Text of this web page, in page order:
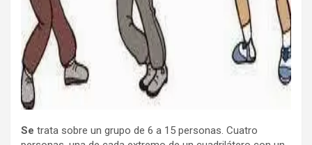
Se trata sobre un grupo de 6 a 15 personas. Cuatro